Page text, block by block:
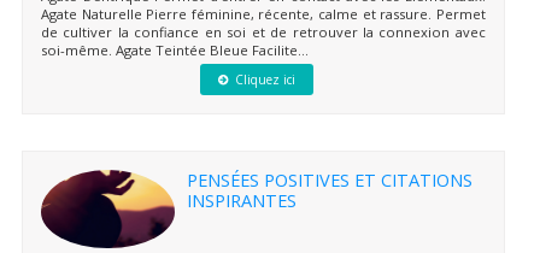
Agate Naturelle Pierre féminine, récente, calme et rassure. Permet
de cultiver la confiance en soi et de retrouver la connexion avec
soi-même. Agate Teintée Bleue Facilite...
Cliquez ici
PENSÉES POSITIVES ET CITATIONS
INSPIRANTES